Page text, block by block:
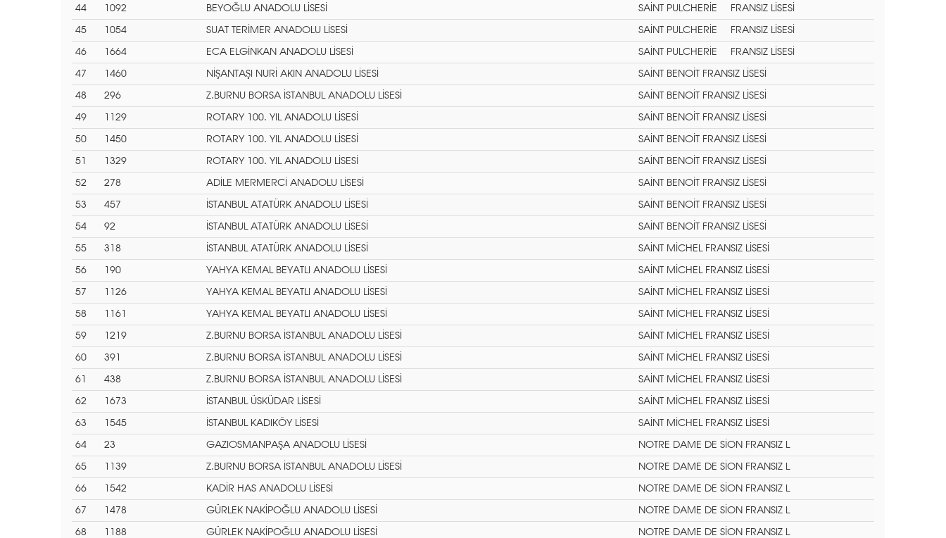
44 1092 BEYOĞLU ANADOLU LİSESİ SAİNT PULCHERİE FRANSIZ LİSESİ
45 1054 SUAT TERİMER ANADOLU LİSESİ SAİNT PULCHERİE FRANSIZ LİSESİ
46 1664 ECA ELGİNKAN ANADOLU LİSESİ SAİNT PULCHERİE FRANSIZ LİSESİ
47 1460 NİŞANTAŞI NURİ AKIN ANADOLU LİSESİ SAİNT BENOİT FRANSIZ LİSESİ
48 296 Z.BURNU BORSA İSTANBUL ANADOLU LİSESİ SAİNT BENOİT FRANSIZ LİSESİ
49 1129 ROTARY 100. YIL ANADOLU LİSESİ SAİNT BENOİT FRANSIZ LİSESİ
50 1450 ROTARY 100. YIL ANADOLU LİSESİ SAİNT BENOİT FRANSIZ LİSESİ
51 1329 ROTARY 100. YIL ANADOLU LİSESİ SAİNT BENOİT FRANSIZ LİSESİ
52 278 ADİLE MERMERCİ ANADOLU LİSESİ SAİNT BENOİT FRANSIZ LİSESİ
53 457 İSTANBUL ATATÜRK ANADOLU LİSESİ SAİNT BENOİT FRANSIZ LİSESİ
54 92 İSTANBUL ATATÜRK ANADOLU LİSESİ SAİNT BENOİT FRANSIZ LİSESİ
55 318 İSTANBUL ATATÜRK ANADOLU LİSESİ SAİNT MİCHEL FRANSIZ LİSESİ
56 190 YAHYA KEMAL BEYATLI ANADOLU LİSESİ SAİNT MİCHEL FRANSIZ LİSESİ
57 1126 YAHYA KEMAL BEYATLI ANADOLU LİSESİ SAİNT MİCHEL FRANSIZ LİSESİ
58 1161 YAHYA KEMAL BEYATLI ANADOLU LİSESİ SAİNT MİCHEL FRANSIZ LİSESİ
59 1219 Z.BURNU BORSA İSTANBUL ANADOLU LİSESİ SAİNT MİCHEL FRANSIZ LİSESİ
60 391 Z.BURNU BORSA İSTANBUL ANADOLU LİSESİ SAİNT MİCHEL FRANSIZ LİSESİ
61 438 Z.BURNU BORSA İSTANBUL ANADOLU LİSESİ SAİNT MİCHEL FRANSIZ LİSESİ
62 1673 İSTANBUL ÜSKÜDAR LİSESİ SAİNT MİCHEL FRANSIZ LİSESİ
63 1545 İSTANBUL KADIKÖY LİSESİ SAİNT MİCHEL FRANSIZ LİSESİ
64 23 GAZIOSMANPAŞA ANADOLU LİSESİ NOTRE DAME DE SİON FRANSIZ L
65 1139 Z.BURNU BORSA İSTANBUL ANADOLU LİSESİ NOTRE DAME DE SİON FRANSIZ L
66 1542 KADİR HAS ANADOLU LİSESİ NOTRE DAME DE SİON FRANSIZ L
67 1478 GÜRLEK NAKİPOĞLU ANADOLU LİSESİ NOTRE DAME DE SİON FRANSIZ L
68 1188 GÜRLEK NAKİPOĞLU ANADOLU LİSESİ NOTRE DAME DE SİON FRANSIZ L